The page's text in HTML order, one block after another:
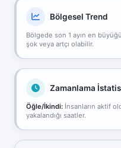
Bölgesel Trend
Bölgede son 1 ayın en
şok veya artçı olabilir.
Zamanlama
Öğle/İkindi: İnsanların aktif
yakalandığı saatler.